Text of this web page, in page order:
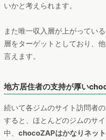
いかと考えられます。
また唯一収入層が上がってい
層をターゲットとしており、
言えます。
地方居住者の支持が厚い
続いて各ジムのサイト訪問者
すると、ほとんどのジムのサ
中、 chocoZAPはかなりネッ